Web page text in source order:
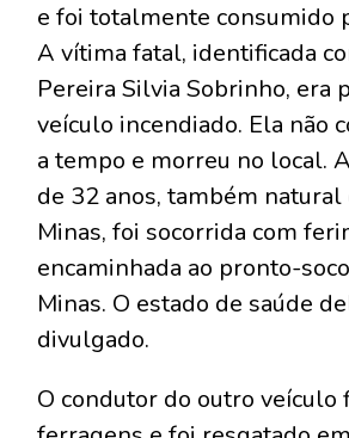
e foi totalmente consumido
A vítima fatal, identificada
Pereira Silvia Sobrinho, era
veículo incendiado. Ela não
a tempo e morreu no local.
de 32 anos, também natural
Minas, foi socorrida com
encaminhada ao pronto-
Minas. O estado de saúde
divulgado.
O condutor do outro veículo